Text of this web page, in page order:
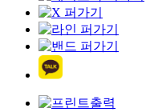
출력